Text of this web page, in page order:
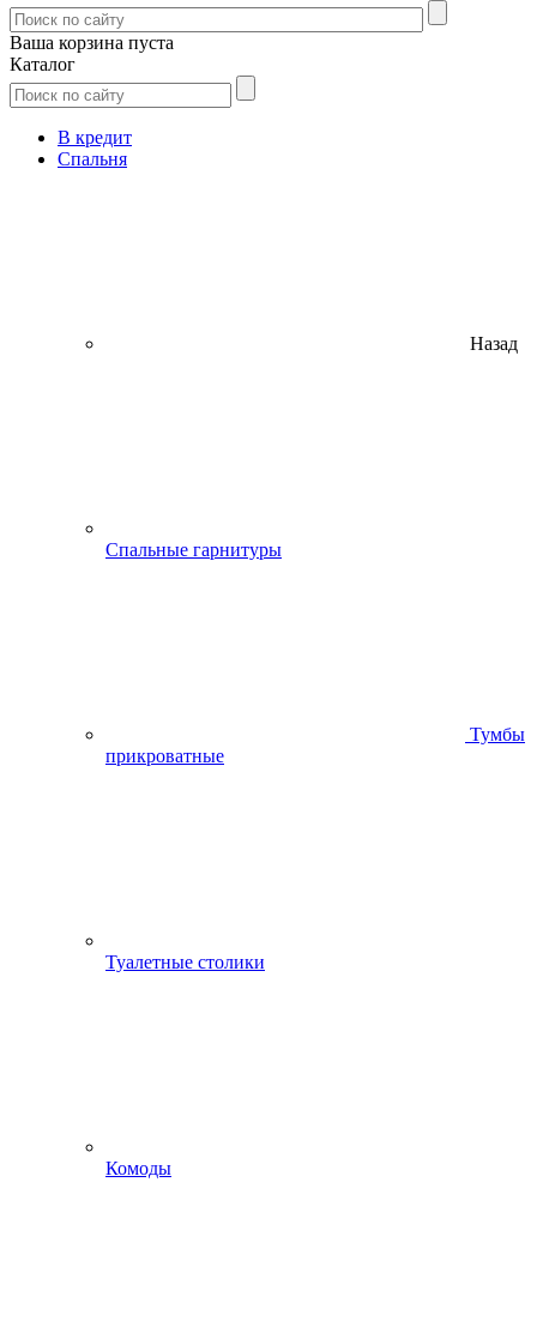
Ваша корзина пуста
Каталог
В кредит
Спальня
Назад
Спальные гарнитуры
Тумбы
прикроватные
Туалетные столики
Комоды